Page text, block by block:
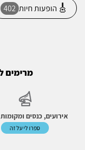
🎸 הופעות חיות 402
אירועים, כנסים
ספרו לי על זה